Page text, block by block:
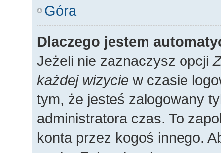
Góra
Dlaczego jestem
Jeżeli nie zaznaczysz opcji
każdej wizycie w czasie
tym, że jesteś zalogowany
administratora czas. To
konta przez kogoś innego.